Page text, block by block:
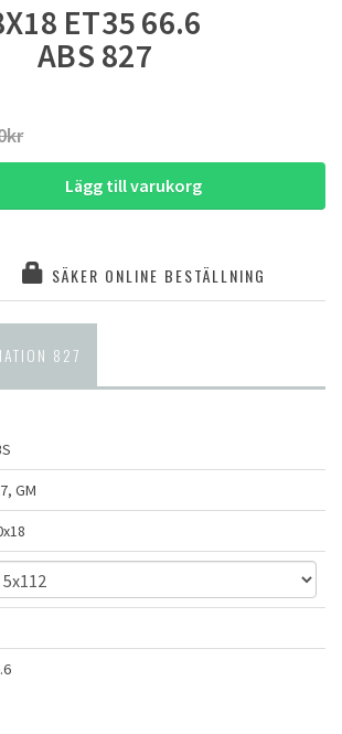
ET35 66.6
ABS 827
Lägg till varukorg
SÄKER ONLINE BESTÄLLNING
827
GM